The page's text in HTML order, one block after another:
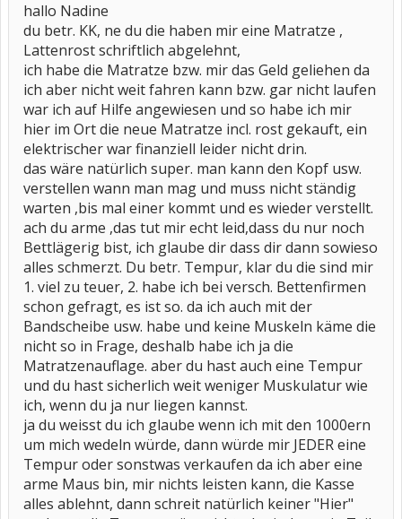
hallo Nadine
du betr. KK, ne du die haben mir eine Matratze ,
Lattenrost schriftlich abgelehnt,
ich habe die Matratze bzw. mir das Geld geliehen da
ich aber nicht weit fahren kann bzw. gar nicht laufen
war ich auf Hilfe angewiesen und so habe ich mir
hier im Ort die neue Matratze incl. rost gekauft, ein
elektrischer war finanziell leider nicht drin.
das wäre natürlich super. man kann den Kopf usw.
verstellen wann man mag und muss nicht ständig
warten ,bis mal einer kommt und es wieder verstellt.
ach du arme ,das tut mir echt leid,dass du nur noch
Bettlägerig bist, ich glaube dir dass dir dann sowieso
alles schmerzt. Du betr. Tempur, klar du die sind mir
1. viel zu teuer, 2. habe ich bei versch. Bettenfirmen
schon gefragt, es ist so. da ich auch mit der
Bandscheibe usw. habe und keine Muskeln käme die
nicht so in Frage, deshalb habe ich ja die
Matratzenauflage. aber du hast auch eine Tempur
und du hast sicherlich weit weniger Muskulatur wie
ich, wenn du ja nur liegen kannst.
ja du weisst du ich glaube wenn ich mit den 1000ern
um mich wedeln würde, dann würde mir JEDER eine
Tempur oder sonstwas verkaufen da ich aber eine
arme Maus bin, mir nichts leisten kann, die Kasse
alles ablehnt, dann schreit natürlich keiner "Hier"